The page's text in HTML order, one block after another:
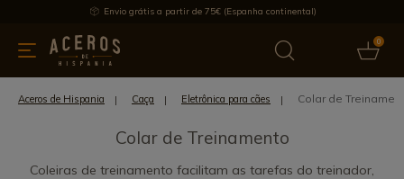
Envio grátis a partir de 75€ (Espanha continental)
0
& Utensílios de cozinha Oferece Últimas notícias
Aceros de Hispania Caça Eletrônica para cães Colar de
Colar de Treinamento
Coleiras de treinamento facilitam as tarefas do treinador,